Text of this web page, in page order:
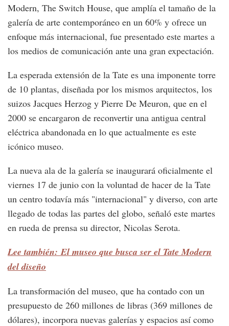
Modern, The Switch House, que amplía el tamaño de la
galería de arte contemporáneo en un 60% y ofrece un
enfoque más internacional, fue presentado este martes a
los medios de comunicación ante una gran expectación.
La esperada extensión de la Tate es una imponente torre
de 10 plantas, diseñada por los mismos arquitectos, los
suizos Jacques Herzog y Pierre De Meuron, que en el
2000 se encargaron de reconvertir una antigua central
eléctrica abandonada en lo que actualmente es este
icónico museo.
La nueva ala de la galería se inaugurará oficialmente el
viernes 17 de junio con la voluntad de hacer de la Tate
un centro todavía más "internacional" y diverso, con arte
llegado de todas las partes del globo, señaló este martes
en rueda de prensa su director, Nicolas Serota.
Lee también: El museo que busca ser el Tate Modern
del diseño
La transformación del museo, que ha contado con un
presupuesto de 260 millones de libras (369 millones de
dólares), incorpora nuevas galerías y espacios así como